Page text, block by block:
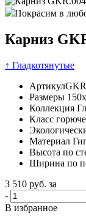
Покрасим в
Карниз
↑ Гладкотянутые
Артикул
Размеры
Коллекция
Класс
Материал
Высота по
Ширина по
3 510 руб. за
-
В избранное